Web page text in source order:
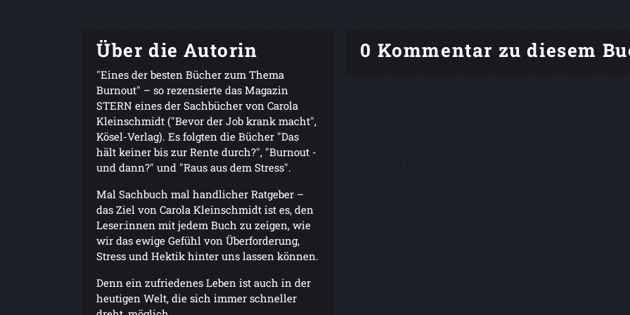
Über die Autorin
"Eines der besten Bücher zum Thema
Burnout" – so rezensierte das Magazin
STERN eines der Sachbücher von Carola
Kleinschmidt ("Bevor der Job krank macht",
Kösel-Verlag). Es folgten die Bücher "Das
hält keiner bis zur Rente durch?", "Burnout -
und dann?" und "Raus aus dem Stress".
Mal Sachbuch mal handlicher Ratgeber –
das Ziel von Carola Kleinschmidt ist es, den
Leser:innen mit jedem Buch zu zeigen, wie
wir das ewige Gefühl von Überforderung,
Stress und Hektik hinter uns lassen können.
Denn ein zufriedenes Leben ist auch in der
heutigen Welt, die sich immer schneller
0 Kommentar zu diesem